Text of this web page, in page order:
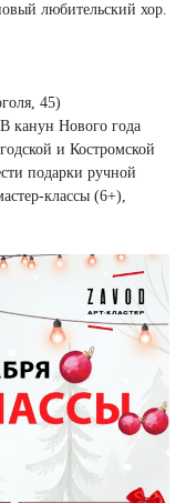
любительский хор.
45)
канун Нового года
и Костромской
подарки ручной
классы (6+),